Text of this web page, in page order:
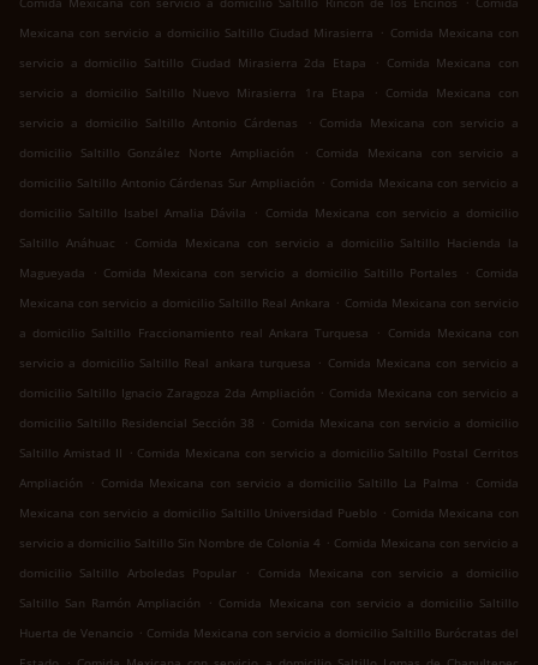
Mexicana con servicio a domicilio Saltillo Ciudad Mirasierra . Comida Mexicana con
servicio a domicilio Saltillo Ciudad Mirasierra 2da Etapa
. Comida Mexicana con
servicio a domicilio Saltillo Nuevo Mirasierra 1ra Etapa
. Comida Mexicana con
servicio a domicilio Saltillo Antonio Cárdenas
. Comida Mexicana con servicio a
domicilio Saltillo González Norte Ampliación
. Comida Mexicana con servicio a
domicilio Saltillo Antonio Cárdenas Sur Ampliación . Comida Mexicana con servicio a
domicilio Saltillo Isabel Amalia Dávila
. Comida Mexicana con servicio a domicilio
Saltillo Anáhuac
. Comida Mexicana con servicio a domicilio Saltillo Hacienda la
Magueyada
. Comida Mexicana con servicio a domicilio Saltillo Portales . Comida
Mexicana con servicio a domicilio Saltillo Real Ankara . Comida Mexicana con servicio
a domicilio Saltillo Fraccionamiento real Ankara Turquesa
. Comida Mexicana con
servicio a domicilio Saltillo Real ankara turquesa . Comida Mexicana con servicio a
domicilio Saltillo Ignacio Zaragoza 2da Ampliación . Comida Mexicana con servicio a
domicilio Saltillo Residencial Sección 38 . Comida Mexicana con servicio a domicilio
Saltillo Amistad II . Comida Mexicana con servicio a domicilio Saltillo Postal Cerritos
Ampliación
. Comida Mexicana con servicio a domicilio Saltillo La Palma . Comida
Mexicana con servicio a domicilio Saltillo Universidad Pueblo . Comida Mexicana con
servicio a domicilio Saltillo Sin Nombre de Colonia 4 . Comida Mexicana con servicio a
domicilio Saltillo Arboledas Popular
.
Comida Mexicana con servicio a domicilio
Saltillo San Ramón Ampliación
. Comida Mexicana con servicio a domicilio Saltillo
Huerta de Venancio . Comida Mexicana con servicio a domicilio Saltillo Burócratas del
.